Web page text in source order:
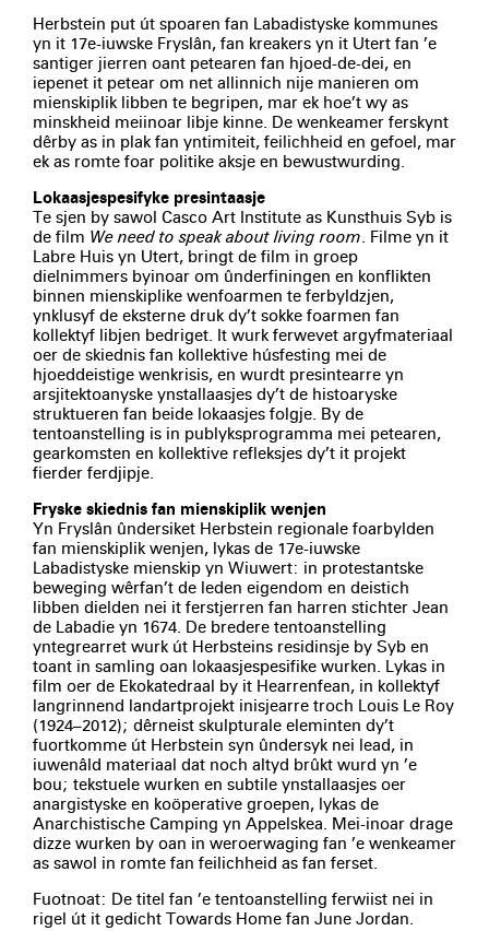
Herbstein put út spoaren fan Labadistyske kommunes
yn it 17e-iuwske Fryslân, fan kreakers yn it Utert fan ’e
santiger jierren oant petearen fan hjoed-de-dei, en
iepenet it petear om net allinnich nije manieren om
mienskiplik libben te begripen, mar ek hoe’t wy as
minskheid meiinoar libje kinne. De wenkeamer ferskynt
dêrby as in plak fan yntimiteit, feilichheid en gefoel, mar
ek as romte foar politike aksje en bewustwurding.
Lokaasjespesifyke presintaasje
Te sjen by sawol Casco Art Institute as Kunsthuis Syb is
de film We need to speak about living room. Filme yn it
Labre Huis yn Utert, bringt de film in groep
dielnimmers byinoar om ûnderfiningen en konflikten
binnen mienskiplike wenfoarmen te ferbyldzjen,
ynklusyf de eksterne druk dy’t sokke foarmen fan
kollektyf libjen bedriget. It wurk ferwevet argyfmateriaal
oer de skiednis fan kollektive húsfesting mei de
hjoeddeistige wenkrisis, en wurdt presintearre yn
arsjitektoanyske ynstallaasjes dy’t de histoaryske
struktueren fan beide lokaasjes folgje. By de
tentoanstelling is in publyksprogramma mei petearen,
gearkomsten en kollektive refleksjes dy’t it projekt
fierder ferdjipje.
Fryske skiednis fan mienskiplik wenjen
Yn Fryslân ûndersiket Herbstein regionale foarbylden
fan mienskiplik wenjen, lykas de 17e-iuwske
Labadistyske mienskip yn Wiuwert: in protestantske
beweging wêrfan’t de leden eigendom en deistich
libben dielden nei it ferstjerren fan harren stichter Jean
de Labadie yn 1674. De bredere tentoanstelling
yntegrearret wurk út Herbsteins residinsje by Syb en
toant in samling oan lokaasjespesifike wurken. Lykas in
film oer de Ekokatedraal by it Hearrenfean, in kollektyf
langrinnend landartprojekt inisjearre troch Louis Le Roy
(1924–2012); dêrneist skulpturale eleminten dy’t
fuortkomme út Herbstein syn ûndersyk nei lead, in
iuwenâld materiaal dat noch altyd brûkt wurd yn ’e
bou; tekstuele wurken en subtile ynstallaasjes oer
anargistyske en koöperative groepen, lykas de
Anarchistische Camping yn Appelskea. Mei-inoar drage
dizze wurken by oan in weroerwaging fan ’e wenkeamer
as sawol in romte fan feilichheid as fan ferset.
Fuotnoat: De titel fan ’e tentoanstelling ferwiist nei in
rigel út it gedicht Towards Home fan June Jordan.